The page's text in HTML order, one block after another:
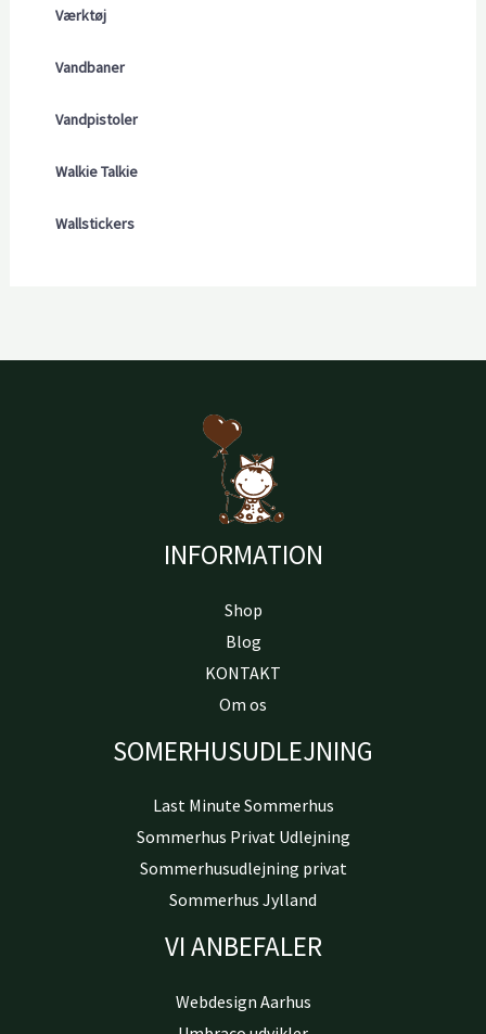
Værktøj
Vandbaner
Vandpistoler
Walkie Talkie
Wallstickers
INFORMATION
Shop
Blog
KONTAKT
Om os
SOMERHUSUDLEJNING
Last Minute Sommerhus
Sommerhus Privat Udlejning
Sommerhusudlejning privat
Sommerhus Jylland
VI ANBEFALER
Webdesign Aarhus